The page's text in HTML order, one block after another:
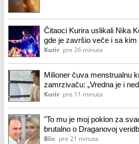
Čitaoci Kurira uslikali Nika
gde je završio veče i sa kim
Kurir pre 26 minuta
Milioner čuva menstrualnu
zamrzivaču: „Vredna je i
Kurir pre 11 minuta
"To mu je moj poklon za
brutalno o Draganovoj
tigrom, žestoko preti:
Blic pre 21 minuta